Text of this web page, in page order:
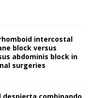
intercostal
block versus
abdominis block in
surgeries